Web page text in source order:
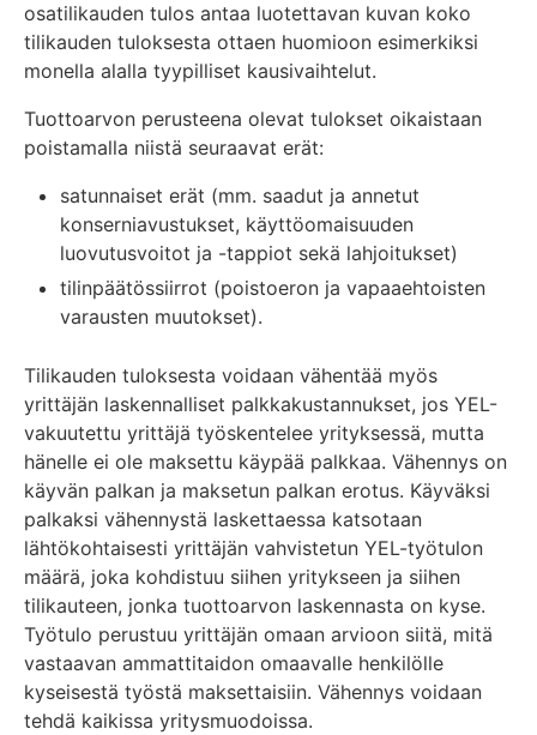
osatilikauden tulos antaa luotettavan kuvan koko
tilikauden tuloksesta ottaen huomioon esimerkiksi
monella alalla tyypilliset kausivaihtelut.
Tuottoarvon perusteena olevat tulokset oikaistaan
poistamalla niistä seuraavat erät:
satunnaiset erät (mm. saadut ja annetut
konserniavustukset, käyttöomaisuuden
luovutusvoitot ja -tappiot sekä lahjoitukset)
tilinpäätössiirrot (poistoeron ja vapaaehtoisten
varausten muutokset).
Tilikauden tuloksesta voidaan vähentää myös
yrittäjän laskennalliset palkkakustannukset, jos YEL-
vakuutettu yrittäjä työskentelee yrityksessä, mutta
hänelle ei ole maksettu käypää palkkaa. Vähennys on
käyvän palkan ja maksetun palkan erotus. Käyväksi
palkaksi vähennystä laskettaessa katsotaan
lähtökohtaisesti yrittäjän vahvistetun YEL-työtulon
määrä, joka kohdistuu siihen yritykseen ja siihen
tilikauteen, jonka tuottoarvon laskennasta on kyse.
Työtulo perustuu yrittäjän omaan arvioon siitä, mitä
vastaavan ammattitaidon omaavalle henkilölle
kyseisestä työstä maksettaisiin. Vähennys voidaan
tehdä kaikissa yritysmuodoissa.